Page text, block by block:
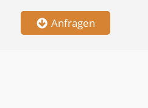
Anfragen